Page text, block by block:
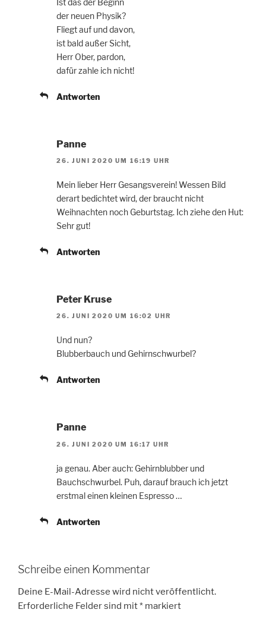
der neuen Physik?
Fliegt auf und davon,
ist bald außer Sicht,
Herr Ober, pardon,
dafür zahle ich nicht!
Antworten
Panne
26. JUNI 2020 UM 16:19 UHR
Mein lieber Herr Gesangsverein! Wessen Bild
derart bedichtet wird, der braucht nicht
Weihnachten noch Geburtstag. Ich ziehe den Hut:
Sehr gut!
Antworten
Peter Kruse
26. JUNI 2020 UM 16:02 UHR
Und nun?
Blubberbauch und Gehirnschwurbel?
Antworten
Panne
26. JUNI 2020 UM 16:17 UHR
ja genau. Aber auch: Gehirnblubber und
Bauchschwurbel. Puh, darauf brauch ich jetzt
erstmal einen kleinen Espresso …
Antworten
Schreibe einen Kommentar
Deine E-Mail-Adresse wird nicht veröffentlicht.
Erforderliche Felder sind mit* markiert